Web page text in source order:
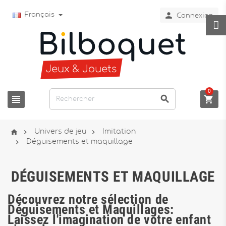
Français  Connexion
  
0
  Univers de jeu  Imitation
 Déguisements et maquillage
DÉGUISEMENTS ET MAQUILLAGE
Découvrez notre sélection de
Déguisements et Maquillages:
Laissez l'imagination de votre enfant